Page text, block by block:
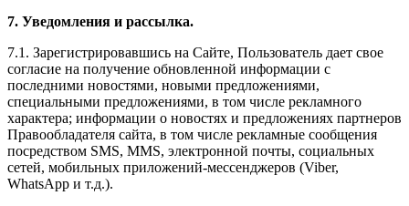
7. Уведомления и рассылка.
7.1. Зарегистрировавшись на Сайте, Пользователь дает свое
согласие на получение обновленной информации с
последними новостями, новыми предложениями,
специальными предложениями, в том числе рекламного
характера; информации о новостях и предложениях партнеров
Правообладателя сайта, в том числе рекламные сообщения
посредством SMS, MMS, электронной почты, социальных
сетей, мобильных приложений-мессенджеров (Viber,
WhatsApp и т.д.).